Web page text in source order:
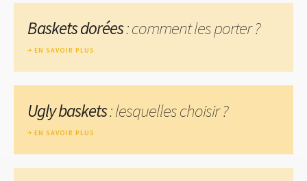
Baskets dorées: comment les porter ?
EN SAVOIR PLUS
Ugly baskets: lesquelles choisir ?
EN SAVOIR PLUS